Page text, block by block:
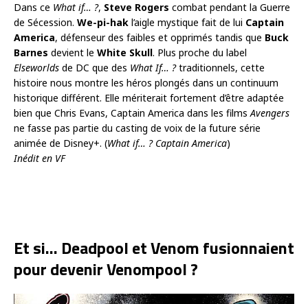
Dans ce What if… ?, Steve Rogers combat pendant la Guerre
de Sécession. We-pi-hak l’aigle mystique fait de lui Captain
America, défenseur des faibles et opprimés tandis que Buck
Barnes devient le White Skull. Plus proche du label
Elseworlds de DC que des What If… ?traditionnels, cette
histoire nous montre les héros plongés dans un continuum
historique différent. Elle mériterait fortement d’être adaptée
bien que Chris Evans, Captain America dans les filmsAvengers
ne fasse pas partie du casting de voix de la future série
animée de Disney+. (What if… ? Captain America)
Inédit en VF
Et si… Deadpool et Venom fusionnaient
pour devenir Venompool ?